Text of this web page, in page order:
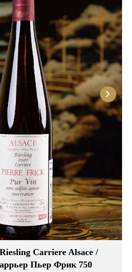
Carriere Alsace /
Пьер Фрик 750